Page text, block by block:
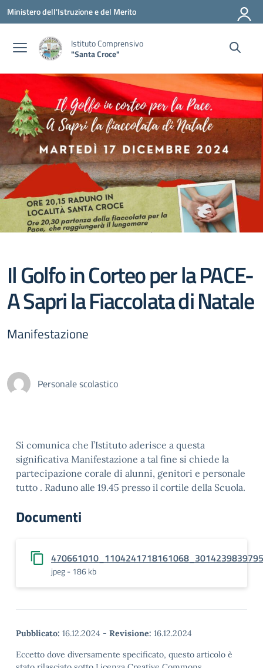
Vai ai contenuti
Vai al menu di navigazione
Vai al footer
Ministero dell'Istruzione e del Merito
Istituto Comprensivo
"Santa Croce"
Il Golfo in Corteo per la PACE-
A Sapri la Fiaccolata di Natale
Manifestazione
Personale scolastico
Si comunica che l’Istituto aderisce a questa
significativa Manifestazione a tal fine si chiede la
partecipazione corale di alunni, genitori e personale
tutto . Raduno alle 19.45 presso il cortile della Scuola.
Documenti
jpeg - 186 kb
Pubblicato: 16.12.2024 - Revisione: 16.12.2024
Eccetto dove diversamente specificato, questo articolo è